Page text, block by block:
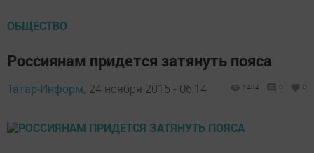
ОБЩЕСТВО
Россиянам придется затянуть пояса
Татар-Информ, 24 ноября 2015 - 06:14 1484 0 0